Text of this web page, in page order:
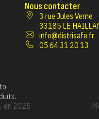
Nous contacter
3 rue Jules Verne
33185 LE
info@distrisafe.fr
05 64 31 20 13
en 2025